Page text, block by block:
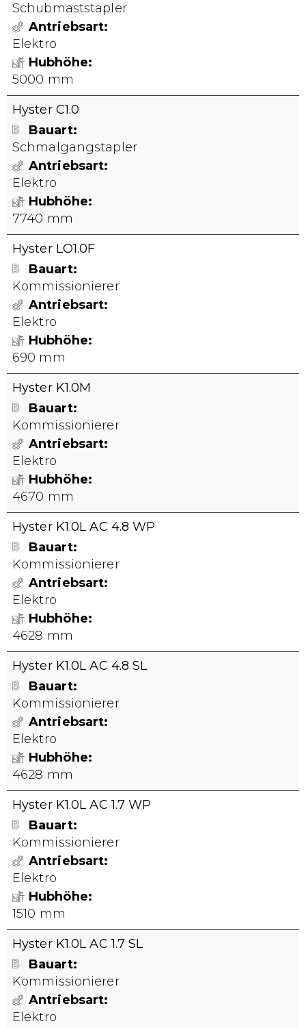
Schubmaststapler
Antriebsart
Elektro
Hubhöhe
5000 mm
Hyster C1.0
Bauart
Schmalgangstapler
Antriebsart
Elektro
Hubhöhe
7740 mm
Hyster LO1.0F
Bauart
Kommissionierer
Antriebsart
Elektro
Hubhöhe
690 mm
Hyster K1.0M
Bauart
Kommissionierer
Antriebsart
Elektro
Hubhöhe
4670 mm
Hyster K1.0L AC 4.8 WP
Bauart
Kommissionierer
Antriebsart
Elektro
Hubhöhe
4628 mm
Hyster K1.0L AC 4.8 SL
Bauart
Kommissionierer
Antriebsart
Elektro
Hubhöhe
4628 mm
Hyster K1.0L AC 1.7 WP
Bauart
Kommissionierer
Antriebsart
Elektro
Hubhöhe
1510 mm
Hyster K1.0L AC 1.7 SL
Bauart
Kommissionierer
Antriebsart
Elektro